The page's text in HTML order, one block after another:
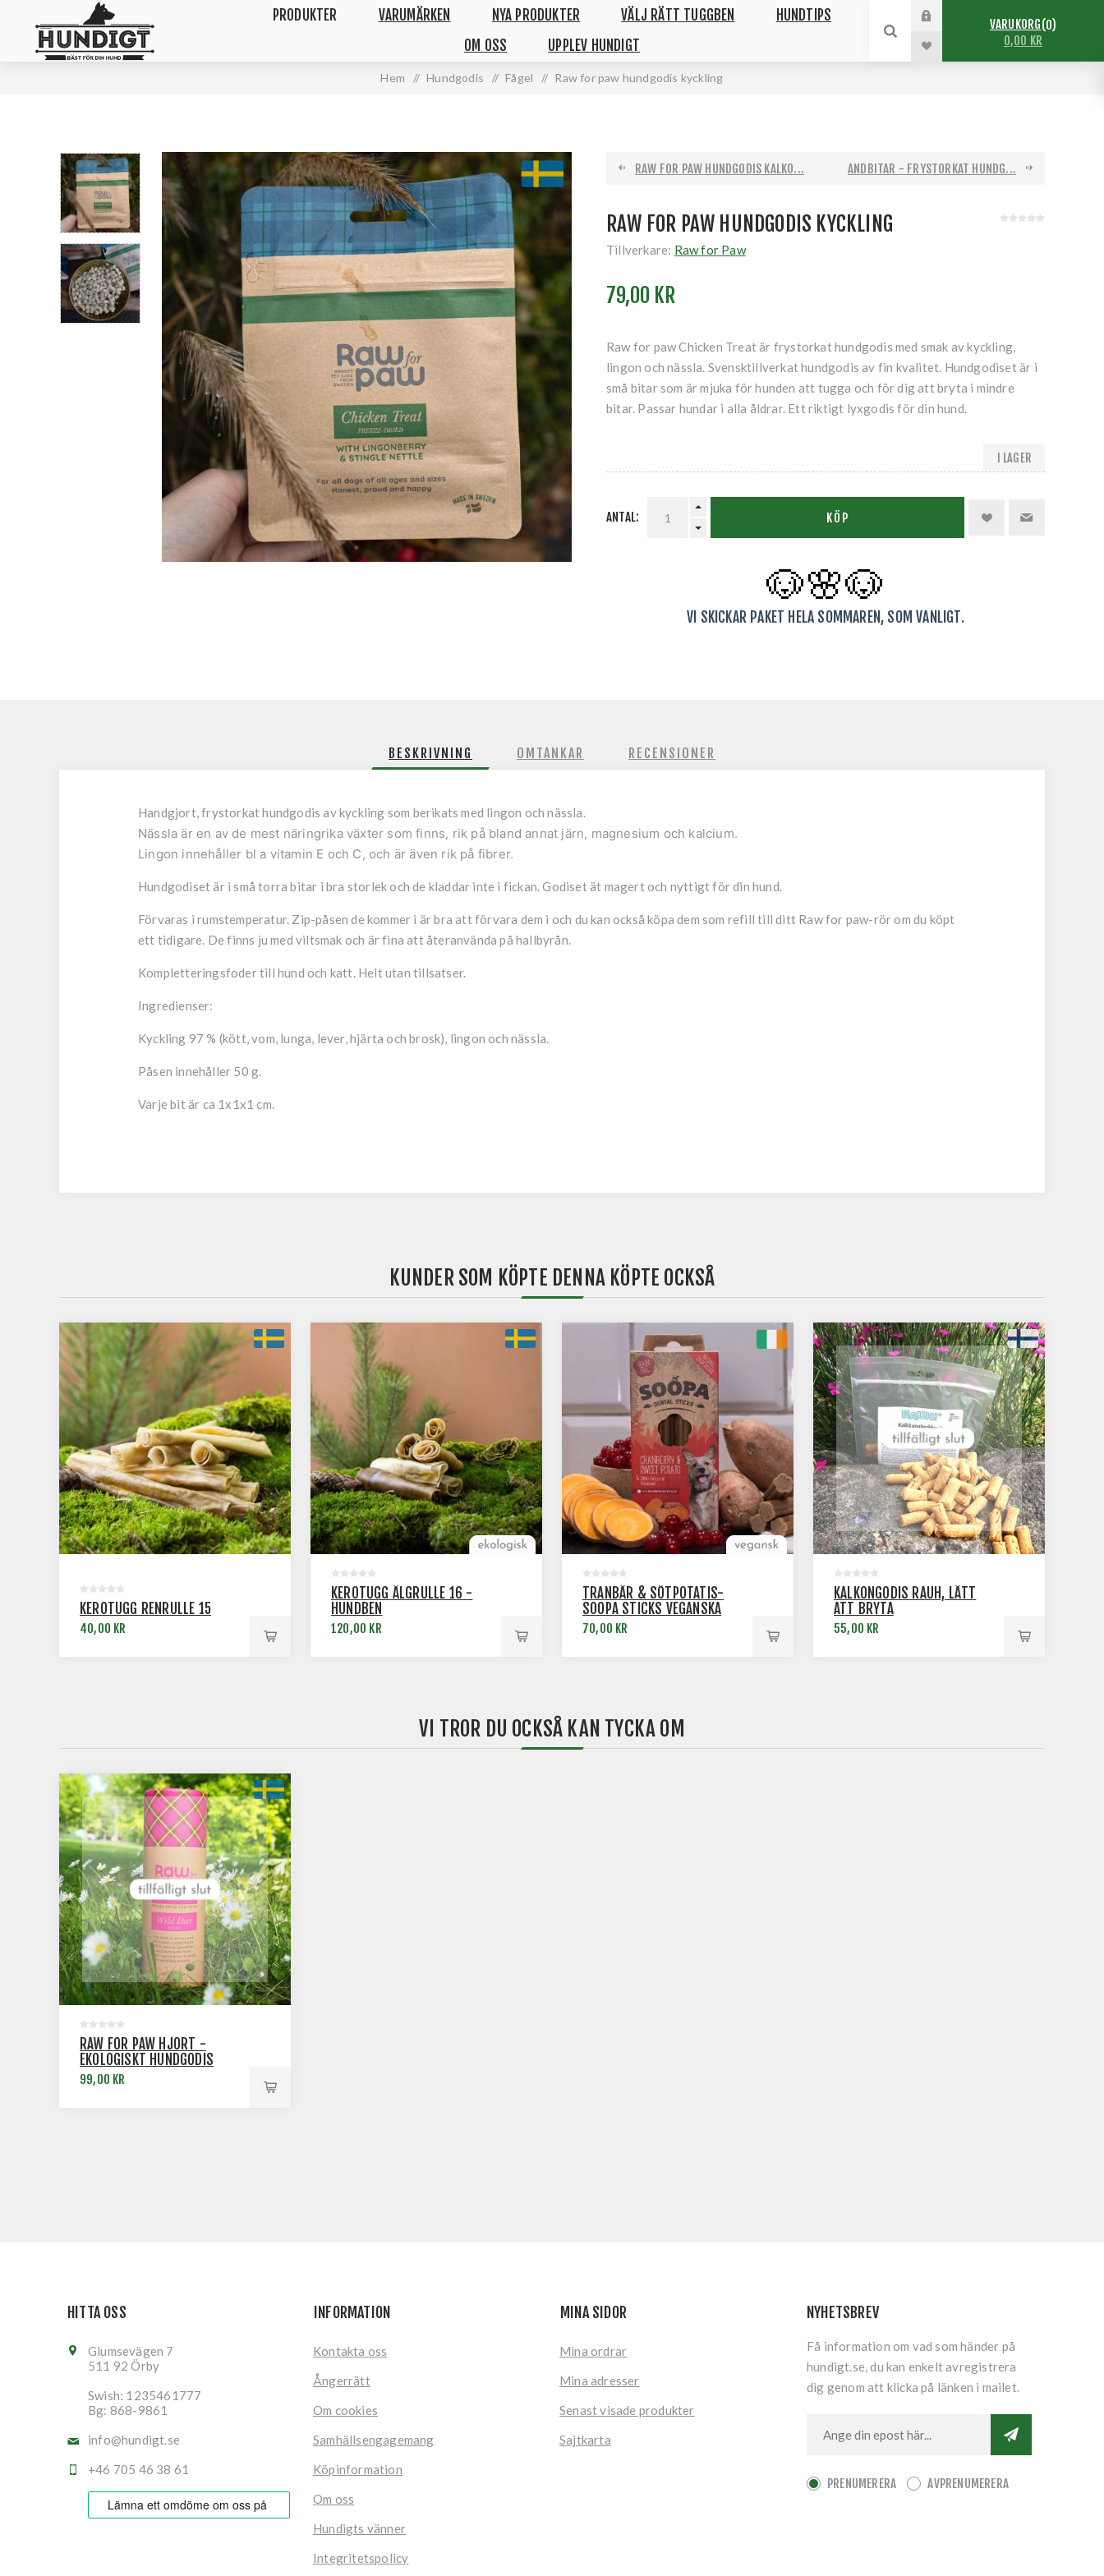
PRODUKTER VARUMÄRKEN NYA PRODUKTER VÄLJ RÄTT TUGGBEN
HUNDTIPS
OM OSS
UPPLEV HUNDIGT
VARUKORG 0
0,00 KR
Hem / Hundgodis / Fågel / Raw for paw hundgodis kyckling
RAW FOR PAW HUNDGODIS KALKO... ANDBITAR - FRYSTORKAT HUNDG...
RAW FOR PAW HUNDGODIS KYCKLING
Tillverkare: Raw for Paw
79,00 KR
Raw for paw Chicken Treat är frystorkat hundgodis med smak av kyckling,
lingon och nässla. Svensktillverkat hundgodis av fin kvalitet. Hundgodiset är i
små bitar som är mjuka för hunden att tugga och för dig att bryta i mindre
bitar. Passar hundar i alla åldrar. Ett riktigt lyxgodis för din hund.
I LAGER
ANTAL: KÖP
🐶🌸🐶
VI SKICKAR PAKET HELA SOMMAREN, SOM VANLIGT.
BESKRIVNING OMTANKAR RECENSIONER
Handgjort, frystorkat hundgodis av kyckling som berikats med lingon och nässla.
Nässla är en av de mest näringrika växter som finns, rik på bland annat järn, magnesium och kalcium.
Lingon innehåller bl a vitamin E och C, och är även rik på fibrer.
Hundgodiset är i små torra bitar i bra storlek och de kladdar inte i fickan. Godiset ät magert och nyttigt för din hund.
Förvaras i rumstemperatur. Zip-påsen de kommer i är bra att förvara dem i och du kan också köpa dem som refill till ditt Raw for paw-rör om du köpt
ett tidigare. De finns ju med viltsmak och är fina att återanvända på hallbyrån.
Kompletteringsfoder till hund och katt. Helt utan tillsatser.
Ingredienser:
Kyckling 97 % (kött, vom, lunga, lever, hjärta och brosk), lingon och nässla.
Påsen innehåller 50 g.
Varje bit är ca 1x1x1 cm.
KUNDER SOM KÖPTE DENNA KÖPTE OCKSÅ
KEROTUGG RENRULLE 15
40,00 KR
KEROTUGG ÄLGRULLE 16 -
HUNDBEN
120,00 KR
TRANBÄR & SÖTPOTATIS-
SOOPA STICKS VEGANSKA
TUGGPINNAR, 4-PACK
70,00 KR
KALKONGODIS RAUH, LÄTT
ATT BRYTA
55,00 KR
VI TROR DU OCKSÅ KAN TYCKA OM
RAW FOR PAW HJORT -
EKOLOGISKT HUNDGODIS
99,00 KR
HITTA OSS
Glumsevägen 7
511 92 Örby
Swish: 1235461777
Bg: 868-9861
info@hundigt.se
+46 705 46 38 61
INFORMATION
Kontakta oss
Ångerrätt
Om cookies
Samhällsengagemang
Köpinformation
Om oss
Hundigts vänner
Integritetspolicy
MINA SIDOR
Mina ordrar
Mina adresser
Senast visade produkter
Sajtkarta
NYHETSBREV
Få information om vad som händer på
hundigt.se, du kan enkelt avregistrera
dig genom att klicka på länken i mailet.
PRENUMERERA AVPRENUMERERA